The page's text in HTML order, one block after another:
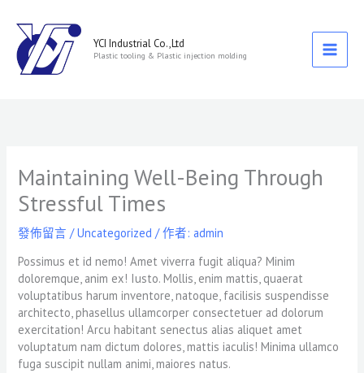
YCI Industrial Co.,Ltd
Plastic tooling & Plastic injection molding
Maintaining Well-Being Through
Stressful Times
發佈留言 /Uncategorized / 作者:admin
Possimus et id nemo! Amet viverra fugit aliqua? Minim
doloremque, anim ex! Iusto. Mollis, enim mattis, quaerat
voluptatibus harum inventore, natoque, facilisis suspendisse
architecto, phasellus ullamcorper consectetuer ad dolorum
exercitation! Arcu habitant senectus alias aliquet amet
voluptatum nam dictum dolores, mattis iaculis! Minima ullamco
fuga suscipit nullam animi, maiores natus.